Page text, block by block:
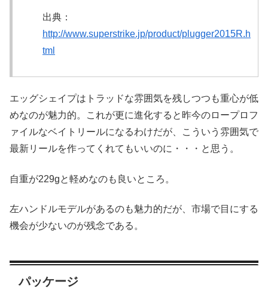
出典：
http://www.superstrike.jp/product/plugger2015R.h
tml
エッグシェイプはトラッドな雰囲気を残しつつも重心が低
めなのが魅力的。これが更に進化すると昨今のロープロフ
ァイルなベイトリールになるわけだが、こういう雰囲気で
最新リールを作ってくれてもいいのに・・・と思う。
自重が229gと軽めなのも良いところ。
左ハンドルモデルがあるのも魅力的だが、市場で目にする
機会が少ないのが残念である。
パッケージ